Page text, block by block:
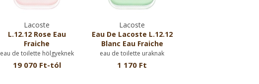
Lacoste
L.12.12 Rose Eau
Fraiche
eau de toilette hölgyeknek
19 070 Ft-tól
Lacoste
Eau De Lacoste L.12.12
Blanc Eau Fraiche
eau de toilette uraknak
1 170 Ft